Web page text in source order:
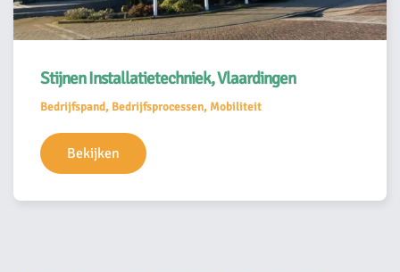
Stijnen Installatietechniek, Vlaardingen
Bedrijfspand, Bedrijfsprocessen, Mobiliteit
Bekijken